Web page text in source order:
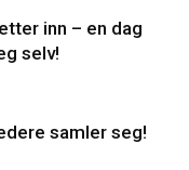
inn – en dag
selv!
samler seg!